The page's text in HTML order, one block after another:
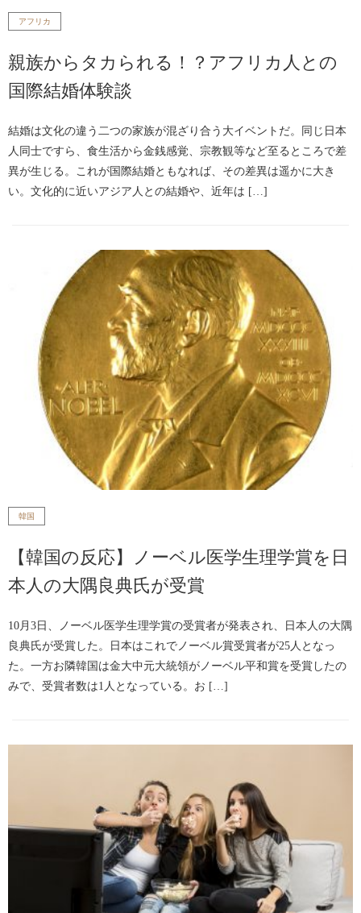
アフリカ
親族からタカられる！？アフリカ人との
国際結婚体験談
結婚は文化の違う二つの家族が混ざり合う大イベントだ。同じ日本
人同士ですら、食生活から金銭感覚、宗教観等など至るところで差
異が生じる。これが国際結婚ともなれば、その差異は遥かに大き
い。文化的に近いアジア人との結婚や、近年は […]
韓国
【韓国の反応】ノーベル医学生理学賞を日
本人の大隅良典氏が受賞
10月3日、ノーベル医学生理学賞の受賞者が発表され、日本人の大隅
良典氏が受賞した。日本はこれでノーベル賞受賞者が25人となっ
た。一方お隣韓国は金大中元大統領がノーベル平和賞を受賞したの
みで、受賞者数は1人となっている。お […]